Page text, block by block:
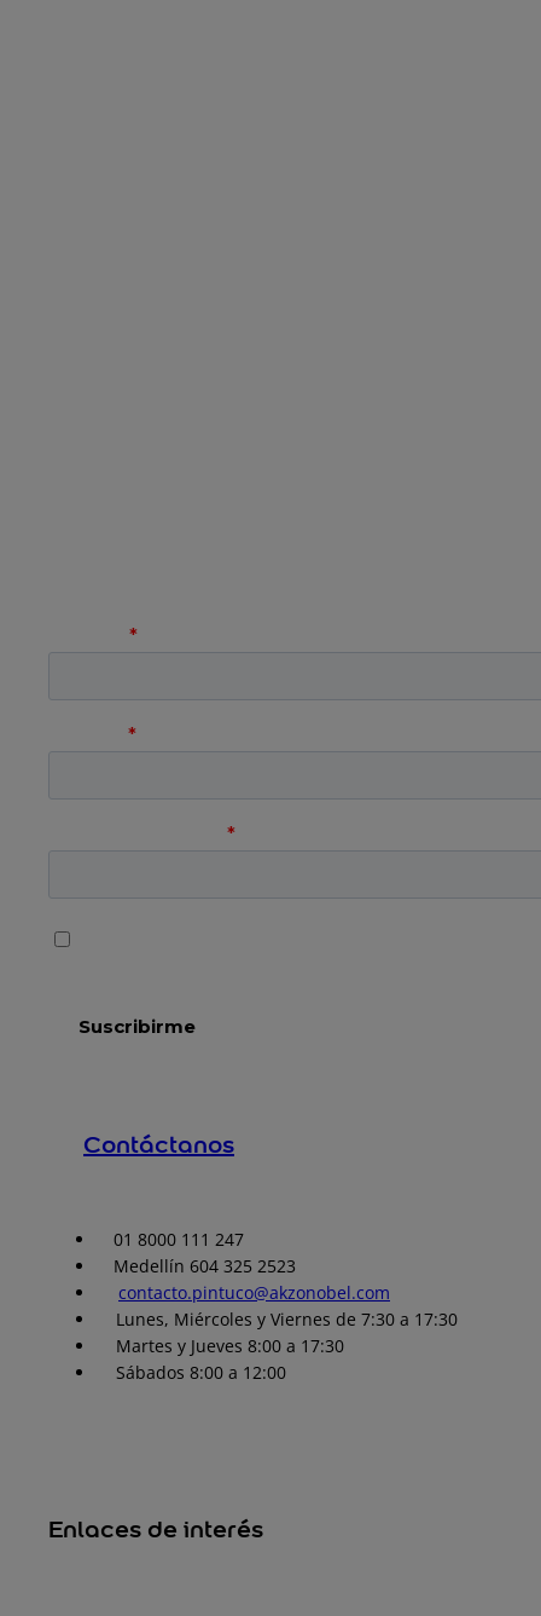
Contáctanos
01 8000 111 247
Medellín 604 325 2523
contacto.pintuco@akzonobel.com
Lunes, Miércoles y Viernes de 7:30 a 17:30
Martes y Jueves 8:00 a 17:30
Sábados 8:00 a 12:00
Enlaces de interés